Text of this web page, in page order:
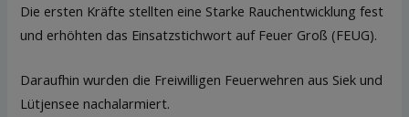
Die ersten Kräfte stellten eine Starke Rauchentwicklung fest
und erhöhten das Einsatzstichwort auf Feuer Groß (FEUG).
Daraufhin wurden die Freiwilligen Feuerwehren aus Siek und
Lütjensee nachalarmiert.